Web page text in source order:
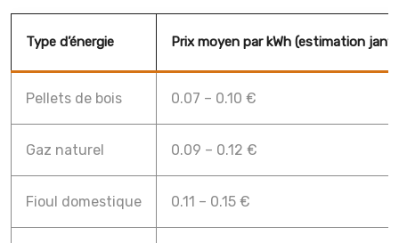
Type d’énergie Prix moyen par kWh (estimation
Pellets de bois 0.07 – 0.10 €
Gaz naturel 0.09 – 0.12 €
Fioul domestique 0.11 – 0.15 €